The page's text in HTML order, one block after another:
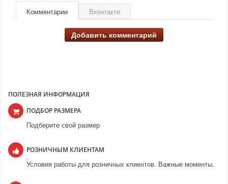
Комментарии Вконтакте
Добавить комментарий
ПОЛЕЗНАЯ ИНФОРМАЦИЯ
ПОДБОР РАЗМЕРА
Подберите свой размер
РОЗНИЧНЫМ КЛИЕНТАМ
Условия работы для розничных клиентов. Важные моменты.